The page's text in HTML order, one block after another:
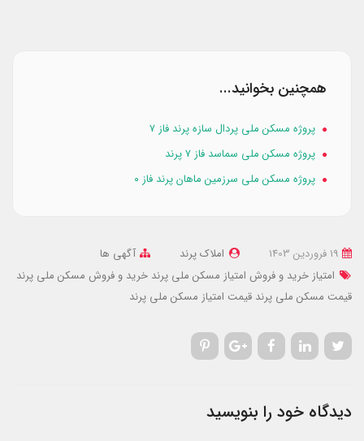
همچنین بخوانید...
پروژه مسکن ملی پردال سازه پرند فاز ۷
پروژه مسکن ملی سماسد فاز ۷ پرند
پروژه مسکن ملی سرزمین ماهان پرند فاز ۰
املاک پرند
آگهی ها
امتیاز خرید و فروش امتیاز مسکن ملی پرند خرید و فروش مسکن ملی پرند
قیمت مسکن ملی پرند قیمت امتیاز مسکن ملی پرند
دیدگاه خود را بنویسید